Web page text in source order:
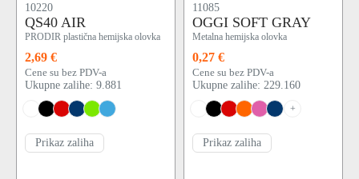
10220
QS40 AIR
PRODIR plastična hemijska olovka
2,69 €
Cene su bez PDV-a
Ukupne zalihe: 9.881
Prikaz zaliha
11085
OGGI SOFT GRAY
Metalna hemijska olovka
0,27 €
Cene su bez PDV-a
Ukupne zalihe: 229.160
+
Prikaz zaliha